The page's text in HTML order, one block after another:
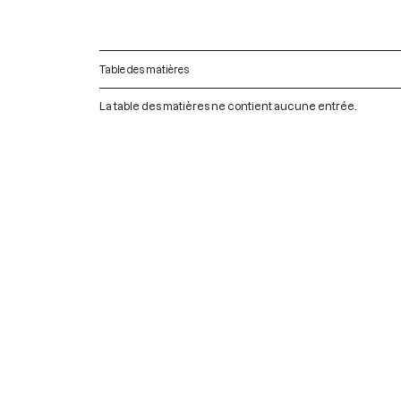
Table des matières
La table des matières ne contient aucune entrée.